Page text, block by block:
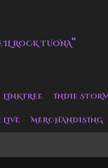
IL ROCK TUONA“
LINKTREE INDIE
LIVE MERCHANDISING